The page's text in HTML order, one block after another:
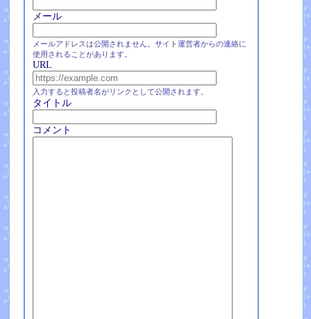
メール
メールアドレスは公開されません。サイト運営者からの連絡に
使用されることがあります。
URL
入力すると投稿者名がリンクとして公開されます。
タイトル
コメント